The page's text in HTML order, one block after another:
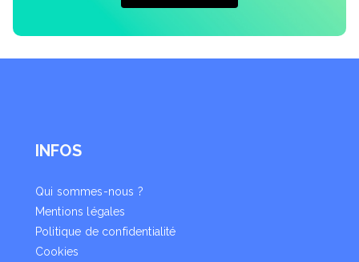
INFOS
Qui sommes-nous ?
Mentions légales
Politique de confidentialité
Cookies